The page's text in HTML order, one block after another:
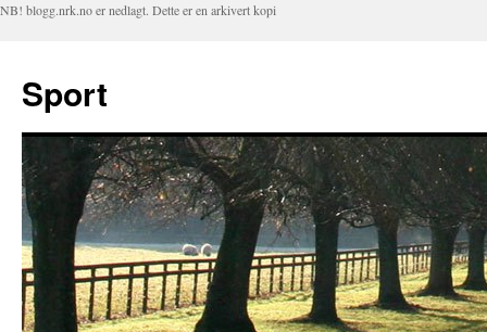
NB! blogg.nrk.no er nedlagt. Dette er en arkivert kopi
Sport